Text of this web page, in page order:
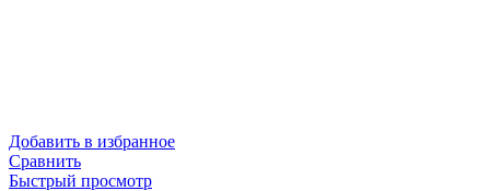
Добавить в избранное
Сравнить
Быстрый просмотр